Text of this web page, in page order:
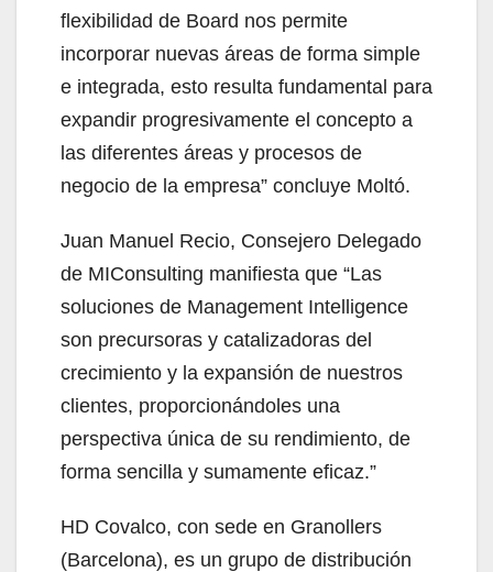
flexibilidad de Board nos permite
incorporar nuevas áreas de forma simple
e integrada, esto resulta fundamental para
expandir progresivamente el concepto a
las diferentes áreas y procesos de
negocio de la empresa” concluye Moltó.
Juan Manuel Recio, Consejero Delegado
de MIConsulting manifiesta que “Las
soluciones de Management Intelligence
son precursoras y catalizadoras del
crecimiento y la expansión de nuestros
clientes, proporcionándoles una
perspectiva única de su rendimiento, de
forma sencilla y sumamente eficaz.”
HD Covalco, con sede en Granollers
(Barcelona), es un grupo de distribución